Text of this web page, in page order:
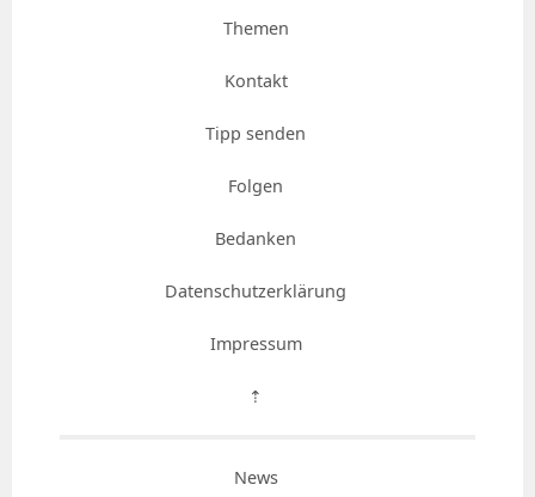
Themen
Kontakt
Tipp senden
Folgen
Bedanken
Datenschutzerklärung
Impressum
⇡
News